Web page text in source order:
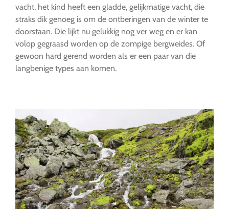
vacht, het kind heeft een gladde, gelijkmatige vacht, die
straks dik genoeg is om de ontberingen van de winter te
doorstaan. Die lijkt nu gelukkig nog ver weg en er kan
volop gegraasd worden op de zompige bergweides. Of
gewoon hard gerend worden als er een paar van die
langbenige types aan komen.